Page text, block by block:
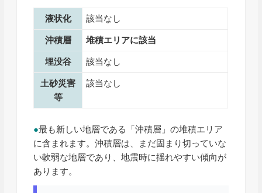
液状化 該当なし
沖積層 堆積エリアに該当
埋没谷 該当なし
土砂災害
等
該当なし
●最も新しい地層である「沖積層」の堆積エリア
に含まれます。沖積層は、まだ固まり切っていな
い軟弱な地層であり、地震時に揺れやすい傾向が
あります。